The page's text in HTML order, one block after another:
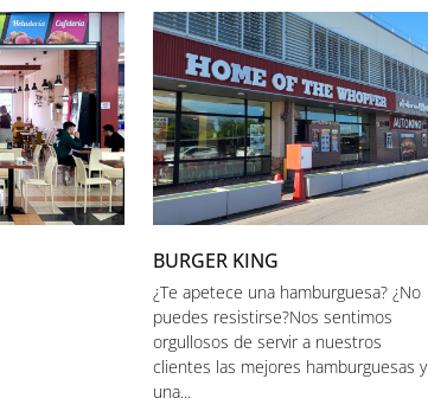
BURGER KING
¿Te apetece una hamburguesa? ¿No
puedes resistirse?Nos sentimos
orgullosos de servir a nuestros
clientes las mejores hamburguesas y
una...